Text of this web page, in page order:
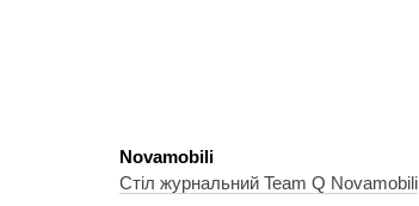
Novamobili
Стіл журнальний Team Q Novamobili